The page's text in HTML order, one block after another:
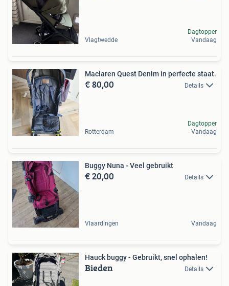
Vlagtwedde
Dagtopper
Vandaag
Maclaren Quest Denim in perfecte staat.
€ 80,00 Details
Rotterdam
Dagtopper
Vandaag
Buggy Nuna - Veel gebruikt
€ 20,00 Details
Vlaardingen Vandaag
Hauck buggy - Gebruikt, snel ophalen!
Bieden Details